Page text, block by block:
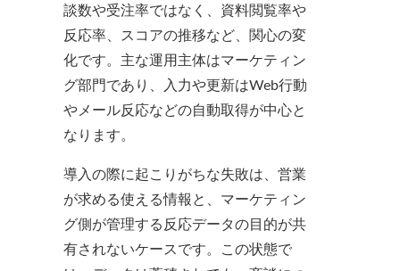
談数や受注率ではなく、資料閲覧率や
反応率、スコアの推移など、関心の変
化です。主な運用主体はマーケティン
グ部門であり、入力や更新はWeb行動
やメール反応などの自動取得が中心と
なります。
導入の際に起こりがちな失敗は、営業
が求める使える情報と、マーケティン
グ側が管理する反応データの目的が共
有されないケースです。この状態で